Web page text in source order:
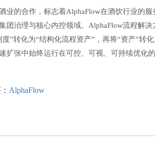
业的合作，标志着AlphaFlow在酒饮行业的
团治理与核心内控领域。AlphaFlow流程解
度”转化为“结构化流程资产”，再将“资产”转
扩张中始终运行在可控、可视、可持续优化的
AlphaFlow